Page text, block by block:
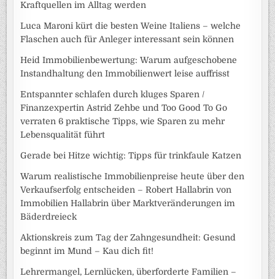
Kraftquellen im Alltag werden
Luca Maroni kürt die besten Weine Italiens – welche
Flaschen auch für Anleger interessant sein können
Heid Immobilienbewertung: Warum aufgeschobene
Instandhaltung den Immobilienwert leise auffrisst
Entspannter schlafen durch kluges Sparen /
Finanzexpertin Astrid Zehbe und Too Good To Go
verraten 6 praktische Tipps, wie Sparen zu mehr
Lebensqualität führt
Gerade bei Hitze wichtig: Tipps für trinkfaule Katzen
Warum realistische Immobilienpreise heute über den
Verkaufserfolg entscheiden – Robert Hallabrin von
Immobilien Hallabrin über Marktveränderungen im
Bäderdreieck
Aktionskreis zum Tag der Zahngesundheit: Gesund
beginnt im Mund – Kau dich fit!
Lehrermangel, Lernlücken, überforderte Familien –